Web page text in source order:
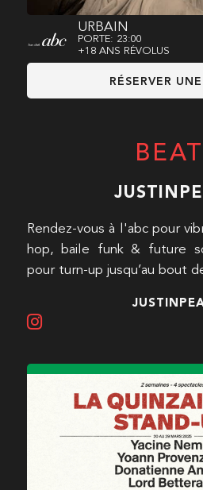
URBAIN
PORTE: 23:00
+18 ANS RÉVOLUS
RÉSERVER
Rendez-vous à l'abc pour
hop, baile funk & future
pour turn-up jusqu’au bout